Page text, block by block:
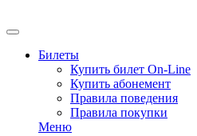
Билеты
Купить билет On-Line
Купить абонемент
Правила поведения
Правила покупки
Меню